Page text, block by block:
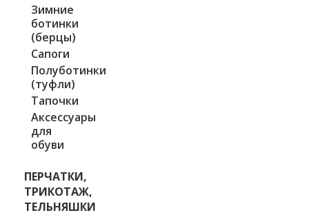
Зимние
ботинки
(берцы)
Сапоги
Полуботинки
(туфли)
Тапочки
Аксессуары
для
обуви
ПЕРЧАТКИ,
ТРИКОТАЖ,
ТЕЛЬНЯШКИ